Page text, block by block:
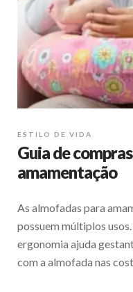
ESTILO DE VIDA
Guia de
amamentação
As almofadas para
possuem múltiplos
ergonomia ajuda
com a almofada nas